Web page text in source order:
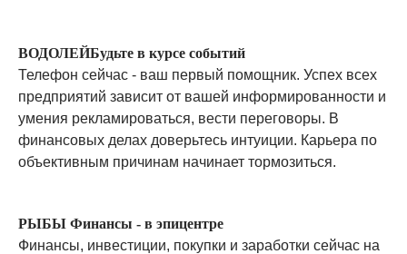
ВОДОЛЕЙБудьте в курсе событий
Телефон сейчас - ваш первый помощник. Успех всех
предприятий зависит от вашей информированности и
умения рекламироваться, вести переговоры. В
финансовых делах доверьтесь интуиции. Карьера по
объективным причинам начинает тормозиться.
РЫБЫ Финансы - в эпицентре
Финансы, инвестиции, покупки и заработки сейчас на